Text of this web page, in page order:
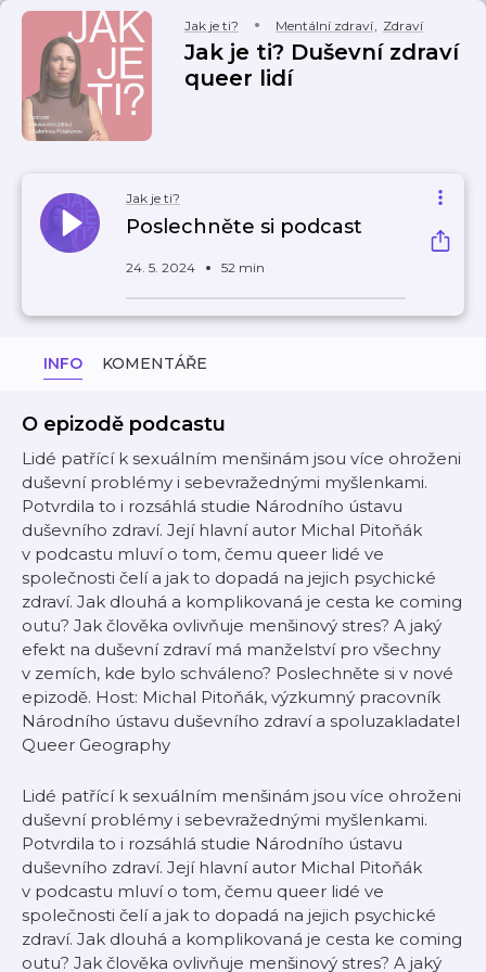
Jak je ti? Mentální zdraví, Zdraví
Jak je ti? Duševní zdraví
queer lidí
Jak je ti?
Poslechněte si podcast
24. 5. 2024 52 min
INFO KOMENTÁŘE
O epizodě podcastu
Lidé patřící k sexuálním menšinám jsou více ohroženi
duševní problémy i sebevražednými myšlenkami.
Potvrdila to i rozsáhlá studie Národního ústavu
duševního zdraví. Její hlavní autor Michal Pitoňák
v podcastu mluví o tom, čemu queer lidé ve
společnosti čelí a jak to dopadá na jejich psychické
zdraví. Jak dlouhá a komplikovaná je cesta ke coming
outu? Jak člověka ovlivňuje menšinový stres? A jaký
efekt na duševní zdraví má manželství pro všechny
v zemích, kde bylo schváleno? Poslechněte si v nové
epizodě. Host: Michal Pitoňák, výzkumný pracovník
Národního ústavu duševního zdraví a spoluzakladatel
Queer Geography
Lidé patřící k sexuálním menšinám jsou více ohroženi
duševní problémy i sebevražednými myšlenkami.
Potvrdila to i rozsáhlá studie Národního ústavu
duševního zdraví. Její hlavní autor Michal Pitoňák
v podcastu mluví o tom, čemu queer lidé ve
společnosti čelí a jak to dopadá na jejich psychické
zdraví. Jak dlouhá a komplikovaná je cesta ke coming
outu? Jak člověka ovlivňuje menšinový stres? A jaký